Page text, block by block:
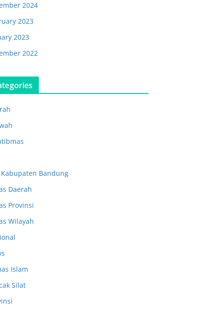
2024
2023
2023
2022
Kabupaten Bandung
Daerah
Provinsi
Wilayah
Islam
Silat